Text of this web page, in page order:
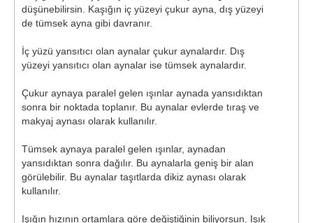
düşünebilirsin. Kaşığın iç yüzeyi çukur ayna, dış yüzeyi
de tümsek ayna gibi davranır.
İç yüzü yansıtıcı olan aynalar çukur aynalardır. Dış
yüzeyi yansıtıcı olan aynalar ise tümsek aynalardır.
Çukur aynaya paralel gelen ışınlar aynada yansıdıktan
sonra bir noktada toplanır. Bu aynalar evlerde tıraş ve
makyaj aynası olarak kullanılır.
Tümsek aynaya paralel gelen ışınlar, aynadan
yansıdıktan sonra dağılır. Bu aynalarla geniş bir alan
görülebilir. Bu aynalar taşıtlarda dikiz aynası olarak
kullanılır.
Işığın hızının ortamlara göre değiştiğinin biliyorsun. Işık